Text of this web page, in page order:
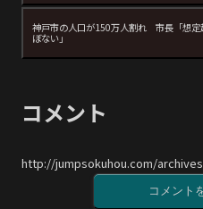
神戸市の人口が150万人割れ 市長「想定
ぼない」
コメント
http://jumpsokuhou.com/
コメント